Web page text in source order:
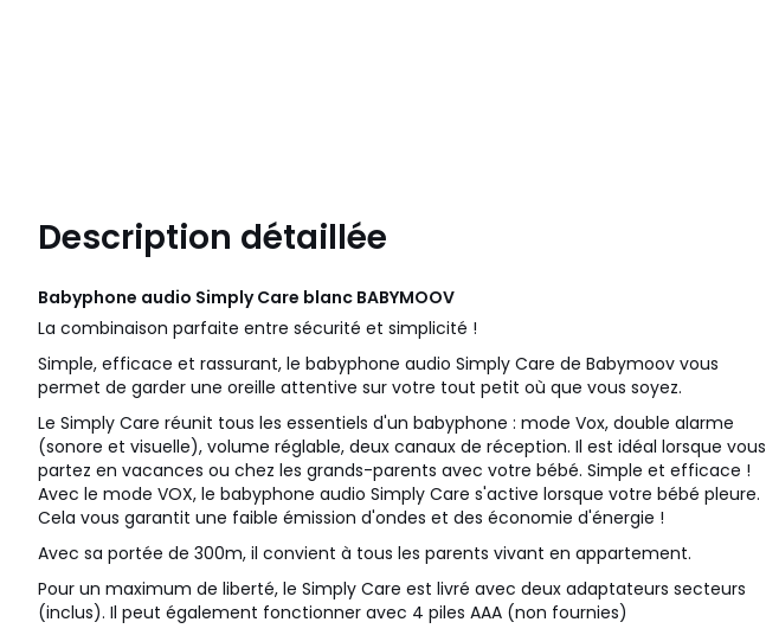
Description détaillée
Babyphone audio Simply Care blanc BABYMOOV
La combinaison parfaite entre sécurité et simplicité !
Simple, efficace et rassurant, le babyphone audio Simply Care de Babymoov vous
permet de garder une oreille attentive sur votre tout petit où que vous soyez.
Le Simply Care réunit tous les essentiels d'un babyphone : mode Vox, double alarme
(sonore et visuelle), volume réglable, deux canaux de réception. Il est idéal lorsque vous
partez en vacances ou chez les grands-parents avec votre bébé. Simple et efficace !
Avec le mode VOX, le babyphone audio Simply Care s'active lorsque votre bébé pleure.
Cela vous garantit une faible émission d'ondes et des économie d'énergie !
Avec sa portée de 300m, il convient à tous les parents vivant en appartement.
Pour un maximum de liberté, le Simply Care est livré avec deux adaptateurs secteurs
(inclus). Il peut également fonctionner avec 4 piles AAA (non fournies)